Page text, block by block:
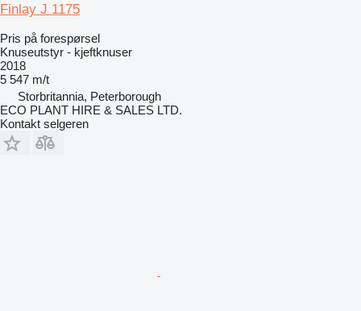
Finlay J 1175
Pris på forespørsel
Knuseutstyr - kjeftknuser
2018
5 547 m/t
Storbritannia, Peterborough
ECO PLANT HIRE & SALES LTD.
Kontakt selgeren